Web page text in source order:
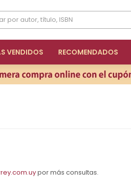
VENDIDOS RECOMENDADOS
por más consultas.